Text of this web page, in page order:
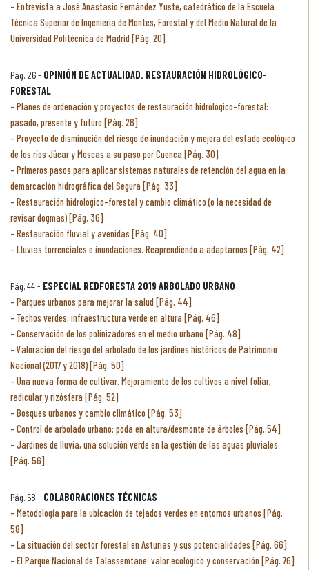
Entrevista a José Anastasio Fernández Yuste, catedrático de la Escuela
Técnica Superior de Ingeniería de Montes, Forestal y del Medio Natural de la
Universidad Politécnica de Madrid [Pág. 20]
Pág. 26 - OPINIÓN DE ACTUALIDAD. RESTAURACIÓN HIDROLÓGICO-
FORESTAL
Planes de ordenación y proyectos de restauración hidrológico-forestal:
pasado, presente y futuro [Pág. 26]
Proyecto de disminución del riesgo de inundación y mejora del estado ecológico
de los ríos Júcar y Moscas a su paso por Cuenca [Pág. 30]
Primeros pasos para aplicar sistemas naturales de retención del agua en la
demarcación hidrográfica del Segura [Pág. 33]
Restauración hidrológico-forestal y cambio climático (o la necesidad de
revisar dogmas) [Pág. 36]
Restauración fluvial y avenidas [Pág. 40]
Lluvias torrenciales e inundaciones. Reaprendiendo a adaptarnos [Pág. 42]
Pág. 44 - ESPECIAL REDFORESTA 2019 ARBOLADO URBANO
Parques urbanos para mejorar la salud [Pág. 44]
Techos verdes: infraestructura verde en altura [Pág. 46]
Conservación de los polinizadores en el medio urbano [Pág. 48]
Valoración del riesgo del arbolado de los jardines históricos de Patrimonio
Nacional (2017 y 2018) [Pág. 50]
Una nueva forma de cultivar. Mejoramiento de los cultivos a nivel foliar,
radicular y rizósfera [Pág. 52]
Bosques urbanos y cambio climático [Pág. 53]
Control de arbolado urbano: poda en altura/desmonte de árboles [Pág. 54]
Jardines de lluvia, una solución verde en la gestión de las aguas pluviales
[Pág. 56]
Pág. 58 - COLABORACIONES TÉCNICAS
Metodología para la ubicación de tejados verdes en entornos urbanos [Pág.
58]
La situación del sector forestal en Asturias y sus potencialidades [Pág. 66]
El Parque Nacional de Talassemtane: valor ecológico y conservación [Pág. 76]